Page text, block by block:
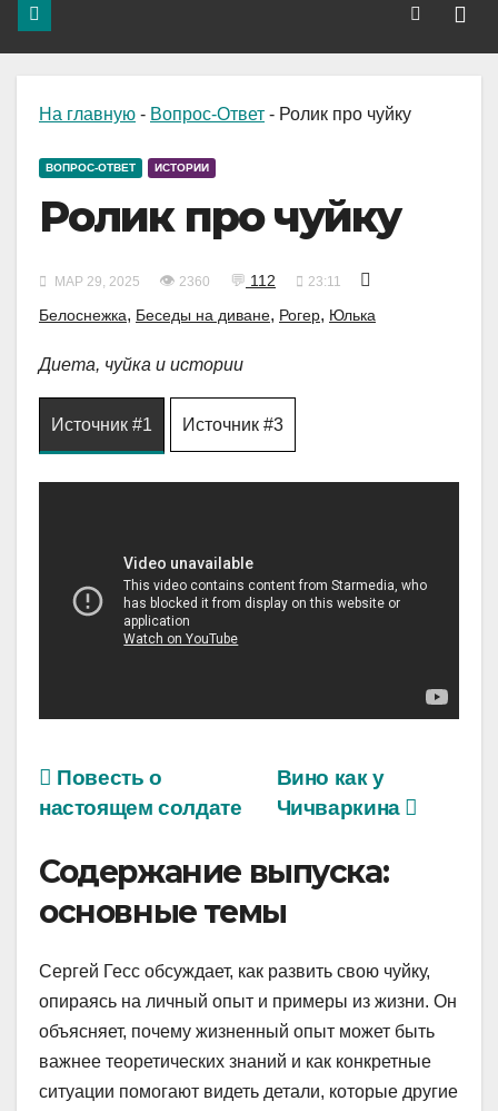
На главную - Вопрос-Ответ - Ролик про чуйку
ВОПРОС-ОТВЕТ ИСТОРИИ
Ролик про чуйку
МАР 29, 2025 👁 2360 💬 112 23:11
Белоснежка, Беседы на диване, Рогер, Юлька
Диета, чуйка и истории
Источник #1 Источник #3
Вино как у
Чичваркина
Повесть о
настоящем солдате
Содержание выпуска:
основные темы
Сергей Гесс обсуждает, как развить свою чуйку,
опираясь на личный опыт и примеры из жизни. Он
объясняет, почему жизненный опыт может быть
важнее теоретических знаний и как конкретные
ситуации помогают видеть детали, которые другие